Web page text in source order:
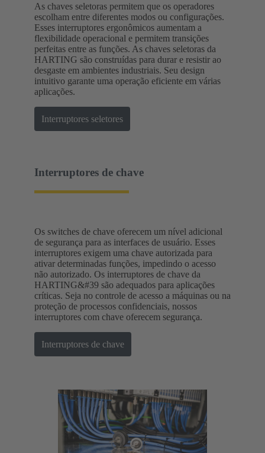
As chaves seletoras permitem que os operadores
escolham entre diferentes modos ou configurações.
Esses interruptores ergonômicos aumentam a
flexibilidade operacional e permitem transições
perfeitas entre as funções. As chaves seletoras da
HARTING são construídas para durar e resistir ao
desgaste em ambientes industriais. Seu design
intuitivo garante uma operação eficiente em várias
aplicações.
Interruptores seletores
Interruptores de chave
Os switches de chave oferecem um nível adicional
de segurança para as interfaces de usuário. Esses
interruptores exigem uma chave autorizada para
ativar determinadas funções, impedindo o acesso
não autorizado. Os interruptores de chave da
HARTING&#39 são adequados para aplicações
críticas. Seja no controle de acesso a máquinas ou na
proteção de processos confidenciais, nossos
interruptores com chave oferecem segurança.
Interruptores de chave